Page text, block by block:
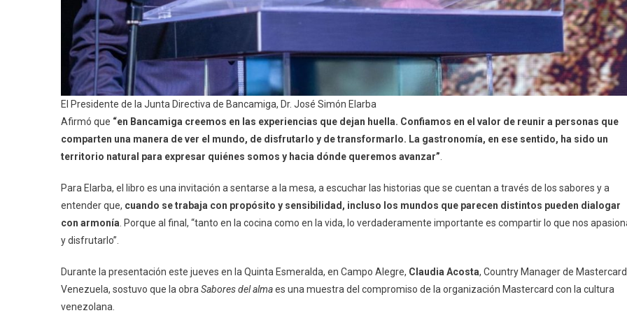
El Presidente de la Junta Directiva de Bancamiga, Dr. José Simón Elarba
Afirmó que “en Bancamiga creemos en las experiencias que dejan huella. Confiamos en el valor de reunir a personas que
comparten una manera de ver el mundo, de disfrutarlo y de transformarlo. La gastronomía, en ese sentido, ha sido un
territorio natural para expresar quiénes somos y hacia dónde queremos avanzar”
Para Elarba, el libro es una invitación a sentarse a la mesa, a escuchar las historias que se cuentan a través de los sabores y a
entender que, cuando se trabaja con propósito y sensibilidad, incluso los mundos que parecen distintos pueden dialogar
con armonía . Porque al final, “tanto en la cocina como en la vida, lo verdaderamente importante es compartir lo que nos
y disfrutarlo”.
Durante la presentación este jueves en la Quinta Esmeralda, en Campo Alegre, Claudia Acosta, Country Manager de Mastercard
Venezuela, sostuvo que la obra Sabores del almaes una muestra del compromiso de la organización Mastercard con la cultura
venezolana.